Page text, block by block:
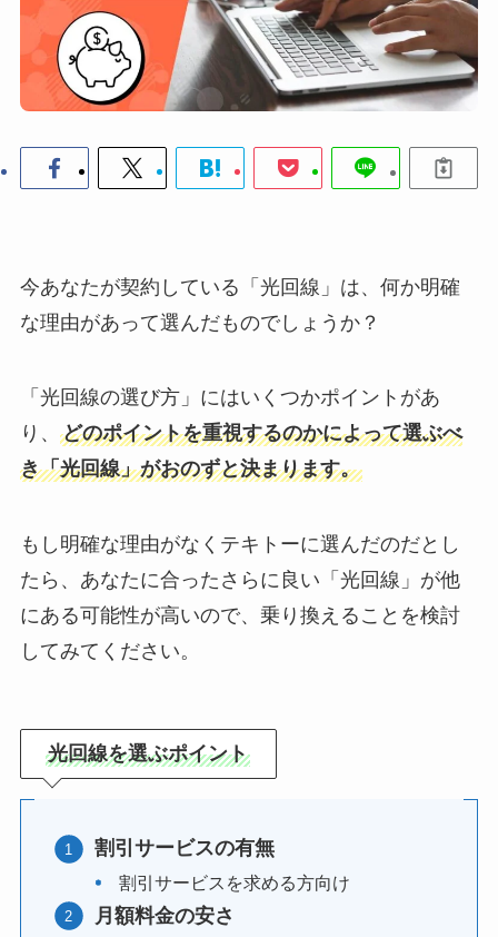
今あなたが契約している「光回線」は、何か明確
な理由があって選んだものでしょうか？
「光回線の選び方」にはいくつかポイントがあ
り、 どのポイントを重視するのかによって選ぶべ
き「光回線」がおのずと決まります。
もし明確な理由がなくテキトーに選んだのだとし
たら、あなたに合ったさらに良い「光回線」が他
にある可能性が高いので、乗り換えることを検討
してみてください。
光回線を選ぶポイント
割引サービスの有無
割引サービスを求める方向け
月額料金の安さ